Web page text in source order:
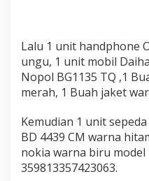
Lalu 1 unit handphone
ungu, 1 unit mobil
Nopol BG1135 TQ ,1
merah, 1 Buah jaket
Kemudian 1 unit
BD 4439 CM warna
nokia warna biru model
359813357423063.